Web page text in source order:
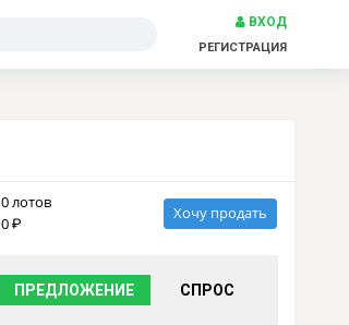
ВХОД
РЕГИСТРАЦИЯ
0 лотов
0
Хочу продать
ПРЕДЛОЖЕНИЕ СПРОС